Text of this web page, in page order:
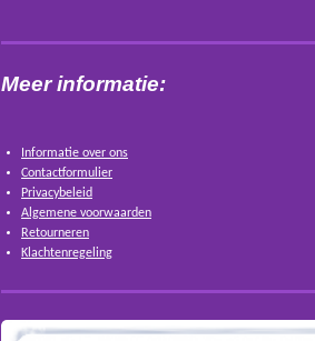
Meer informatie:
Informatie over ons
Contactformulier
Privacybeleid
Algemene voorwaarden
Retourneren
Klachtenregeling